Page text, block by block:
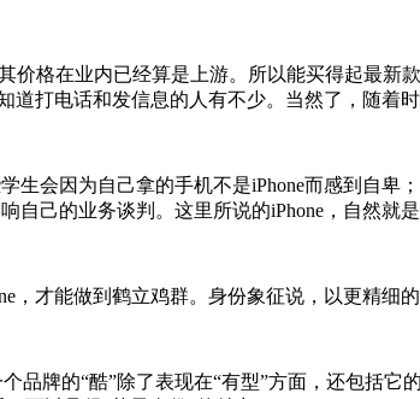
格在业内已经算是上游。所以能买得起最新
道打电话和发信息的人有不少。当然了，随着
会因为自己拿的手机不是iPhone而感到自卑
己的业务谈判。这里所说的iPhone，自然就
才能做到鹤立鸡群。身份象征说，以更精细
的“酷”除了表现在“有型”方面，还包括它